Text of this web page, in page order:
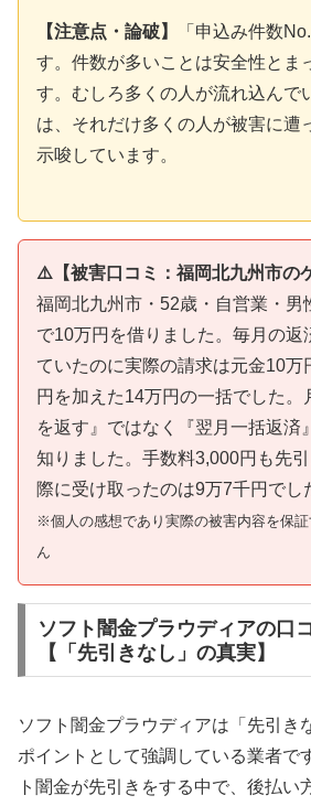
【注意点・論破】
「申込み件数
す。件数が多いことは安全性とま
す。むしろ多くの人が流れ込んで
は、それだけ多くの人が被害に遭
示唆しています。
⚠️【被害口コミ：福岡北九州市の
福岡北九州市・52歳・自営業・男
で10万円を借りました。毎月の返
ていたのに実際の請求は元金10万
円を加えた14万円の一括でした。
を返す』ではなく『翌月一括返済
知りました。手数料3,000円も先
際に受け取ったのは9万7千円でし
※個人の感想であり実際の被害内容を保
ん
ソフト闇金プラウディアの口
【「先引きなし」の真実】
ソフト闇金プラウディアは「先引き
ポイントとして強調している業者で
ト闇金が先引きをする中で、後払い